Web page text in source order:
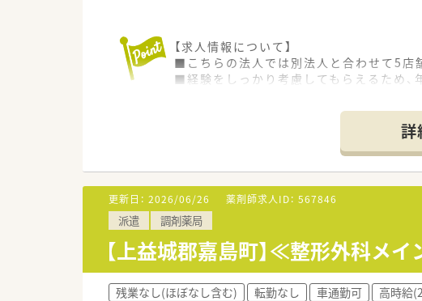
【求人情報について】
■こちらの法人では別法人と合わせて5店
■経験をしっかり考慮してもらえるため、
■今回、体制強化のための増員募集で、
■地域医療に貢献したいという熱意を持
■スキルアップに意欲的で、積極的に新
【詳しい店舗情報】
【店舗情報と応需状況について】
■こちらの薬局はJR鹿児島本線川尻駅か
■内科と眼科を応需しており、1日あたり
■正社員薬剤師2名、パート薬剤師3名、事
詳
更新日： 2026/06/26 薬剤師求人ID： 567846
派遣 調剤薬局
【上益城郡嘉島町】≪整形外科メ
残業なし(ほぼなし含む) 転勤なし 車通勤可 高時給